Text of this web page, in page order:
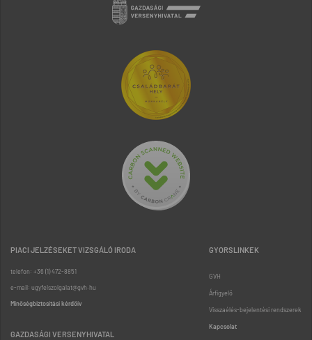
PIACI JELZÉSEKET VIZSGÁLÓ IRODA
telefon: +36 (1) 472-8851
e-mail: ugyfelszolgalat@gvh.hu
Minőségbiztosítási kérdőív
GAZDASÁGI VERSENYHIVATAL
GYORSLINKEK
GVH
Árfigyelő
Visszaélés-bejelentési rendszerek
Kapcsolat